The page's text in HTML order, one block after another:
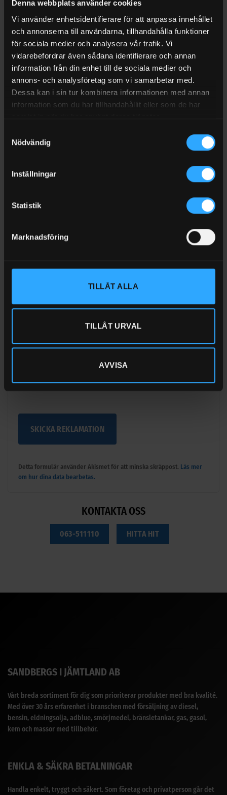
Denna webbplats använder cookies
Vi använder enhetsidentifierare för att anpassa innehållet
och annonserna till användarna, tillhandahålla funktioner
för sociala medier och analysera vår trafik. Vi
vidarebefordrar även sådana identifierare och annan
information från din enhet till de sociala medier och
annons- och analysföretag som vi samarbetar med.
Dessa kan i sin tur kombinera informationen med annan
information som du har tillhandahållit eller som de har
Nödvändig
Inställningar
Statistik
Marknadsföring
TILLÅT ALLA
TILLÅT URVAL
AVVISA
Orsak till reklamation
Bifoga bilder eller dokument
serienummer, batchnummer eller annan dokumentation
Accepterade filtyper: bilder, PDF och Word-dokument.
Bild på produktetikett, serienummer eller LOT-nummer
Övrig dokumentation
Detta formulär använder Akismet för att minska skräppost. Läs mer
om hur dina data bearbetas.
KONTAKTA OSS
063-511110 HITTA HIT
SANDBERGS I JÄMTLAND AB
Vårt breda sortiment för dig som prioriterar produkter med bra kvalité.
Med över 30 års erfarenhet i branschen med försäljning av diesel,
bensin, eldningsolja, adblue, smörjmedel, bränsletankar, gas, gasol,
kem och massor med tillbehör.
ENKLA & SÄKRA BETALNINGAR
Handla enkelt, tryggt och säkert. Som företag och privatperson går det